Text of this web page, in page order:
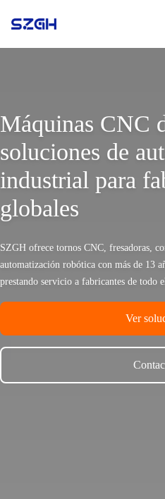
Máquinas CNC
soluciones de
industrial para
globales
SZGH ofrece tornos CNC, fresadoras,
automatización robótica con más de 13
prestando servicio a fabricantes de todo
Ver